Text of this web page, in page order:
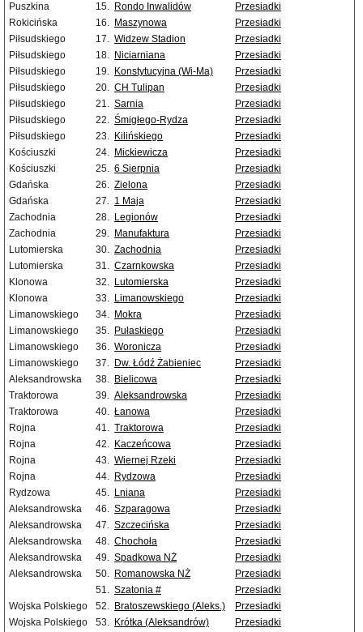
Puszkina
15. Rondo Inwalidów
Przesiadki
Rokicińska
16. Maszynowa
Przesiadki
Piłsudskiego
17. Widzew Stadion
Przesiadki
Piłsudskiego
18. Niciarniana
Przesiadki
Piłsudskiego
19. Konstytucyjna (Wi-Ma)
Przesiadki
Piłsudskiego
20. CH Tulipan
Przesiadki
Piłsudskiego
21. Sarnia
Przesiadki
Piłsudskiego
22. Śmigłego-Rydza
Przesiadki
Piłsudskiego
23. Kilińskiego
Przesiadki
Kościuszki
24. Mickiewicza
Przesiadki
Kościuszki
25. 6 Sierpnia
Przesiadki
Gdańska
26. Zielona
Przesiadki
Gdańska
27. 1 Maja
Przesiadki
Zachodnia
28. Legionów
Przesiadki
Zachodnia
29. Manufaktura
Przesiadki
Lutomierska
30. Zachodnia
Przesiadki
Lutomierska
31. Czarnkowska
Przesiadki
Klonowa
32. Lutomierska
Przesiadki
Klonowa
33. Limanowskiego
Przesiadki
Limanowskiego
34. Mokra
Przesiadki
Limanowskiego
35. Pułaskiego
Przesiadki
Limanowskiego
36. Woronicza
Przesiadki
Limanowskiego
37. Dw. Łódź Żabieniec
Przesiadki
Aleksandrowska
38. Bielicowa
Przesiadki
Traktorowa
39. Aleksandrowska
Przesiadki
Traktorowa
40. Łanowa
Przesiadki
Rojna
41. Traktorowa
Przesiadki
Rojna
42. Kaczeńcowa
Przesiadki
Rojna
43. Wiernej Rzeki
Przesiadki
Rojna
44. Rydzowa
Przesiadki
Rydzowa
45. Lniana
Przesiadki
Aleksandrowska
46. Szparagowa
Przesiadki
Aleksandrowska
47. Szczecińska
Przesiadki
Aleksandrowska
48. Chochoła
Przesiadki
Aleksandrowska
49. Spadkowa NŻ
Przesiadki
Aleksandrowska
50. Romanowska NŻ
Przesiadki
51. Szatonia #
Przesiadki
Wojska Polskiego
52. Bratoszewskiego (Aleks.)
Przesiadki
Wojska Polskiego
53. Krótka (Aleksandrów)
Przesiadki